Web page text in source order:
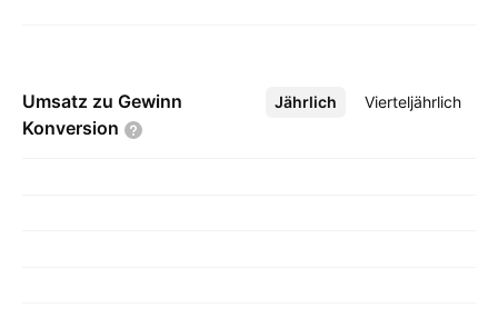
Umsatz zu Gewinn
Konversion
Jährlich Vierteljährlich
Mehr